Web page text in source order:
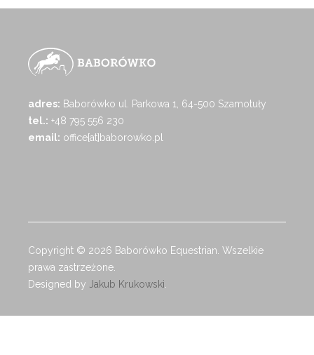
adres: Baborówko ul. Parkowa 1, 64-500 Szamotuły
tel.: +48 795 556 230
email: office[at]baborowko.pl
Copyright © 2026 Baborówko Equestrian. Wszelkie
prawa zastrzeżone.
Designed by Jakub Krukowski